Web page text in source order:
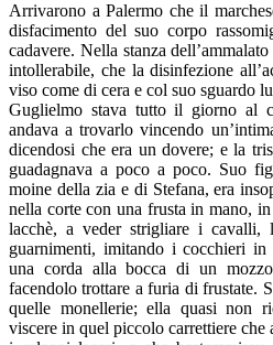
Arrivarono a Palermo che il
disfacimento del suo corpo
cadavere. Nella stanza
intollerabile, che la disinfezione
viso come di cera e col suo sguardo
Guglielmo stava tutto il giorno al
andava a trovarlo vincendo
dicendosi che era un dovere; e la
guadagnava a poco a poco. Suo
moine della zia e di Stefana, era
nella corte con una frusta in mano,
lacchè, a veder strigliare i cavalli,
guarnimenti, imitando i cocchieri in
una corda alla bocca di un
facendolo trottare a furia di frustate.
quelle monellerie; ella quasi non
viscere in quel piccolo carrettiere che